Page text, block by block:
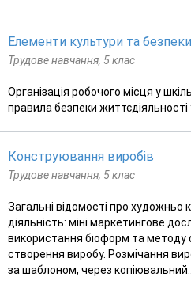
Елементи культури та
Трудове навчання, 5 клас
Організація робочого місця у
правила безпеки
Конструювання виробів
Трудове навчання, 5 клас
Загальні відомості про художньо
діяльність: міні маркетингове
використання біоформ та методу
створення виробу. Розмічання
за шаблоном, через копіювальний...